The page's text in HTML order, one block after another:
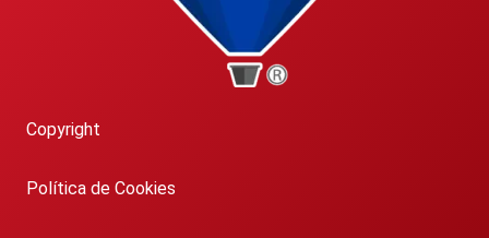
Copyright
Política de Cookies